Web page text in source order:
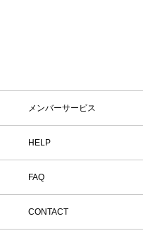
メンバーサービス
HELP
FAQ
CONTACT